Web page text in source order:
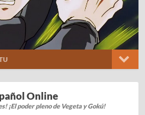
Online
¡El poder pleno de Vegeta y Gokú!